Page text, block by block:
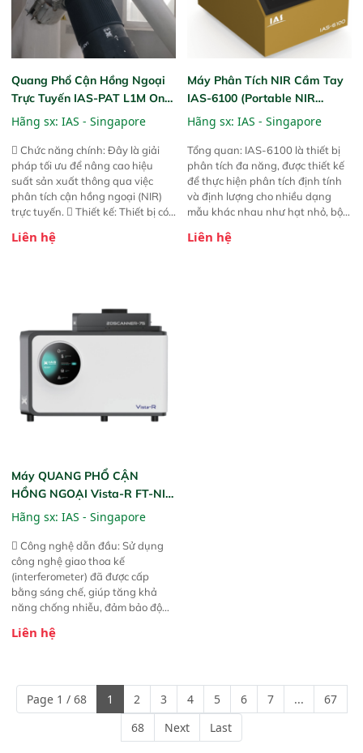
Quang Phổ Cận Hồng Ngoại
Trực Tuyến IAS-PAT L1M On-
Line NIR
Hãng sx: IAS - Singapore
 Chức năng chính: Đây là giải
pháp tối ưu để nâng cao hiệu
suất sản xuất thông qua việc
phân tích cận hồng ngoại (NIR)
trực tuyến.  Thiết kế: Thiết bị có
hỗ trợ tản nhiệt tăng cường và đã
liệu để tăng chỉ số ROI cho doanh
nghiệp.
Liên hệ
Máy Phân Tích NIR Cầm Tay
IAS-6100 (Portable NIR
Analyzer)
Hãng sx: IAS - Singapore
Tổng quan: IAS-6100 là thiết bị
phân tích đa năng, được thiết kế
để thực hiện phân tích định tính
và định lượng cho nhiều dạng
mẫu khác nhau như hạt nhỏ, bột,
này cho phép bất kỳ ai cũng có
Liên hệ
Máy QUANG PHỔ CẬN
HỒNG NGOẠI Vista-R FT-NIR
(Vista-R FT-NIR Analyzer)
Hãng sx: IAS - Singapore
 Công nghệ dẫn đầu: Sử dụng
công nghệ giao thoa kế
(interferometer) đã được cấp
bằng sáng chế, giúp tăng khả
năng chống nhiễu, đảm bảo độ
Phạm vi ứng dụng rộng: Đáp ứng
ngành công nghiệp khác nhau. 
Độ nhạy cao: Trang bị đầu dò
InGaAs độ nhạy cao, cung cấp
phản hồi phổ tuyến tính đầy đủ,
đảm bảo độ chính xác và khả
Liên hệ
Page 1 / 68 1 2 3 4 5 6 7 ...
67
68
Next Last